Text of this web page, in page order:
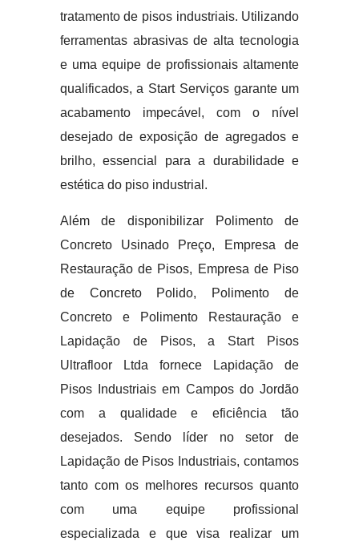
tratamento de pisos industriais. Utilizando
ferramentas abrasivas de alta tecnologia
e uma equipe de profissionais altamente
qualificados, a Start Serviços garante um
acabamento impecável, com o nível
desejado de exposição de agregados e
brilho, essencial para a durabilidade e
estética do piso industrial.
Além de disponibilizar Polimento de
Concreto Usinado Preço, Empresa de
Restauração de Pisos, Empresa de Piso
de Concreto Polido, Polimento de
Concreto e Polimento Restauração e
Lapidação de Pisos, a Start Pisos
Ultrafloor Ltda fornece Lapidação de
Pisos Industriais em Campos do Jordão
com a qualidade e eficiência tão
desejados. Sendo líder no setor de
Lapidação de Pisos Industriais, contamos
tanto com os melhores recursos quanto
com uma equipe profissional
especializada e que visa realizar um